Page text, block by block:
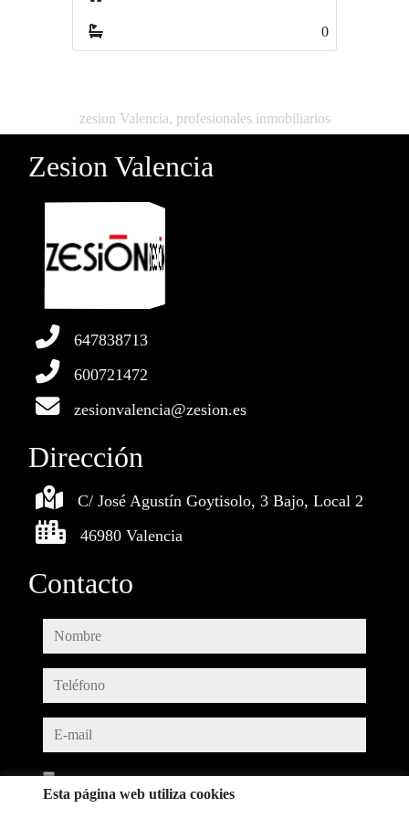
zesion Valencia, profesionales inmobiliarios
Zesion Valencia
647838713
600721472
zesionvalencia@zesion.es
Dirección
C/ José Agustín Goytisolo, 3 Bajo, Local 2
46980 Valencia
Contacto
nombre
teléfono
e-mail
Esta página web utiliza cookies